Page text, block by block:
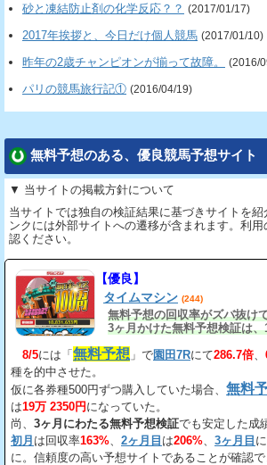
砂と凍結防止剤の化学反応？？ (2017/01/17)
2017年挨拶と、今日だけ個人競馬 (2017/01/10)
昨年の2歳チャンピオンが揃って故障。 (2016/
パリの競馬旅行記① (2016/04/19)
無料予想のある、優良競馬予想サイト
▼ 当サイトの掲載方針について
当サイトでは独自の検証結果に基づきサイトを紹
ンクには外部サイトへの遷移が含まれます。利
認ください。
【優良】
タイムマシン (244)
無料予想の回収率がズバ抜け
3ヶ月かけた無料予想検証は
8/5には「 無料予想 」で園田7Rにて286.7倍
種を的中させた。
仮に各券種500円ずつ購入していた場合、 無料
は19万 2350円 になっていた。
尚、 3ヶ月にわたる無料予想検証でも安定した成
初月 は回収率163% 2ヶ月目 は206% 3ヶ月目
に。信頼度の高い予想サイトであることが確認で